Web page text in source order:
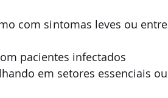
com sintomas leves ou entre
pacientes infectados
em setores essenciais ou